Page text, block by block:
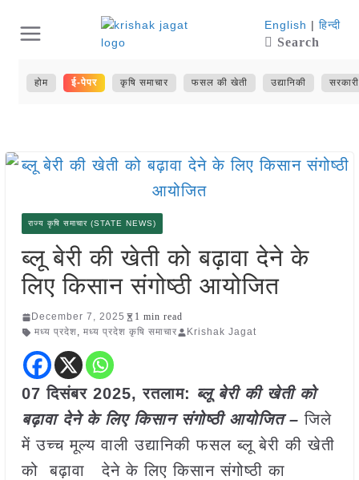
content
English | हिन्दी
Search
होम ई-पेपर कृषि समाचार फसल की खेती उद्यानिकी
राज्य कृषि समाचार (STATE NEWS)
ब्लू बेरी की खेती को बढ़ावा देने के
लिए किसान संगोष्ठी आयोजित
December 7, 2025
1 min read
मध्य प्रदेश, मध्य प्रदेश कृषि समाचार Krishak Jagat
07 दिसंबर 2025,रतलाम: ब्लू बेरी की खेती को
बढ़ावा देने के लिए किसान संगोष्ठी आयोजित –जिले
में उच्च मूल्य वाली उद्यानिकी फसल ब्लू बेरी की खेती
को बढ़ावा देने के लिए किसान संगोष्ठी का